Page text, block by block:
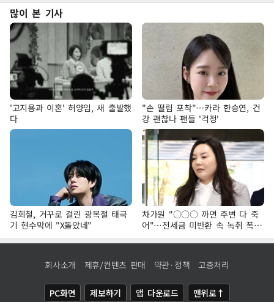
많이 본 기사
'고지용과 이혼' 허양임, 새 출발했
다
"손 떨림 포착"…카라 한승연, 건
강 괜찮나 팬들 '걱정'
김희철, 거꾸로 걸린 광복절 태극
기 현수막에 "X돌았네"
차가원 "○○○ 까면 주변 다 죽
어"…전세금 미반환 속 녹취 폭로
파장
회사소개 제휴/컨텐츠 판매 약관·정책 고충처리
PC화면 제보하기 앱 다운로드 맨위로↑